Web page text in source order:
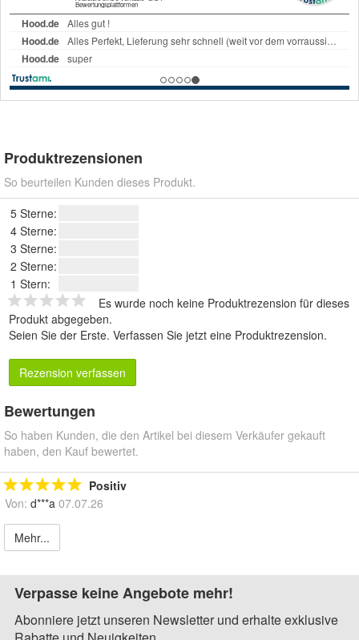
Produktrezensionen
So beurteilen Kunden dieses Produkt.
5 Sterne:
4 Sterne:
3 Sterne:
2 Sterne:
1 Stern:
Es wurde noch keine Produktrezension für dieses
Produkt abgegeben.
Seien Sie der Erste. Verfassen Sie jetzt eine Produktrezension.
Rezension verfassen
Bewertungen
So haben Kunden, die den Artikel bei diesem Verkäufer gekauft
haben, den Kauf bewertet.
Positiv
Von: d***a 07.07.26
Mehr...
Verpasse keine Angebote mehr!
Abonniere jetzt unseren Newsletter und erhalte exklusive